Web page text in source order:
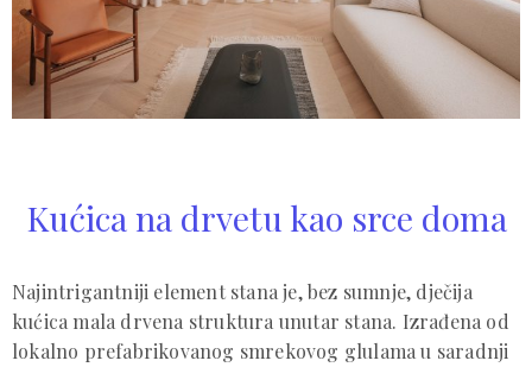
Kućica na drvetu kao srce doma
Najintrigantniji element stana je, bez sumnje, dječija
kućica mala drvena struktura unutar stana. Izrađena od
lokalno prefabrikovanog smrekovog glulama u saradnji